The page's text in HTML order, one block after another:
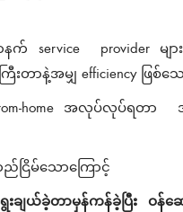
က် service provider မျာ
းတာနဲ့အမျှ efficiency ဖြစ်သ
from-home အလုပ်လုပ်ရတာ
ငြိမ်သောကြောင့်
ချယ်ခဲ့တာမှန်ကန်ခဲ့ပြီး ဝန်ဆေ